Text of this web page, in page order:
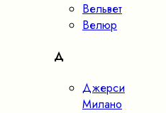
Вельвет
Велюр
Д
Джерси
Милано